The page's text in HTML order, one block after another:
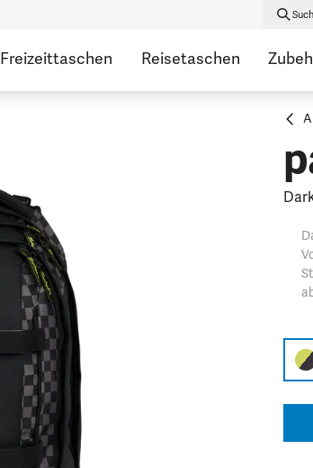
Freizeittaschen Reisetaschen